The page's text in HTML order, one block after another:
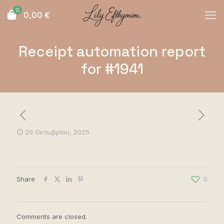
0 0,00 €
Receipt automation report
for #1941
29 Οκτωβρίου, 2025
Share 0
Comments are closed.